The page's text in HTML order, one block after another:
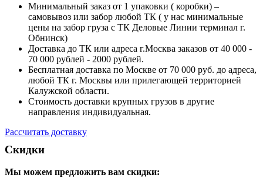
Минимальный заказ от 1 упаковки ( коробки) –
самовывоз или забор любой ТК ( у нас минимальные
цены на забор груза с ТК Деловые Линии терминал г.
Обнинск)
Доставка до ТК или адреса г.Москва заказов от 40 000 -
70 000 рублей - 2000 рублей.
Бесплатная доставка по Москве от 70 000 руб. до адреса,
любой ТК г. Москвы или прилегающей территорией
Калужской области.
Стоимость доставки крупных грузов в другие
направления индивидуальная.
Рассчитать доставку
Скидки
Мы можем предложить вам скидки: